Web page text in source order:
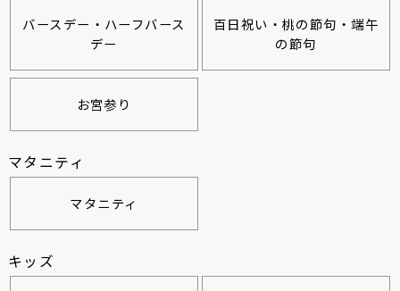
バースデー・ハーフバース
デー
百日祝い・桃の節句・端午
の節句
お宮参り
マタニティ
マタニティ
キッズ